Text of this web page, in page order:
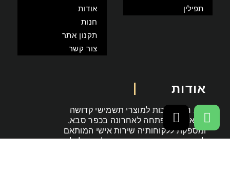
תפילין
אודות
חנות
תקנון אתר
צור קשר
אודות
היא חנות איכות למוצרי תשמישי קדושה
ויודאיקה שנפתחה לאחרונה בכפר סבא,
ומספקת ללקוחותיה שירות אישי המותאם
לצרכיהם. החנות מבצעת משלוחים לכל הארץ